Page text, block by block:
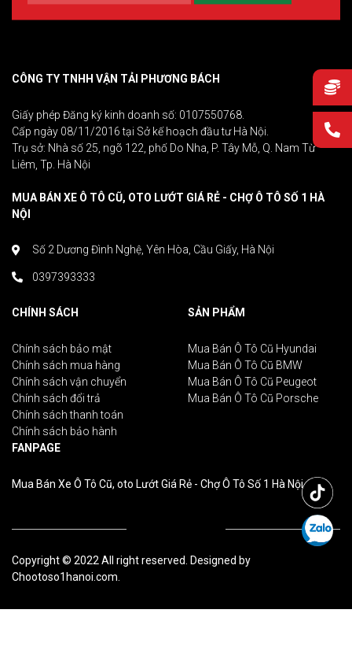
CÔNG TY TNHH VẬN TẢI PHƯƠNG BÁCH
Giấy phép Đăng ký kinh doanh số: 0107550768.
Cấp ngày 08/11/2016 tại Sở kế hoạch đầu tư Hà Nội.
Trụ sở: Nhà số 25, ngõ 122, phố Do Nha, P. Tây Mỗ, Q. Nam Từ
Liêm, Tp. Hà Nội
MUA BÁN XE Ô TÔ CŨ, OTO LƯỚT GIÁ RẺ - CHỢ Ô TÔ SỐ 1 HÀ
NỘI
Số 2 Dương Đình Nghệ, Yên Hòa, Cầu Giấy, Hà Nội
0397393333
CHÍNH SÁCH
Chính sách bảo mật
Chính sách mua hàng
Chính sách vận chuyển
Chính sách đổi trả
Chính sách thanh toán
Chính sách bảo hành
SẢN PHẨM
Mua Bán Ô Tô Cũ Hyundai
Mua Bán Ô Tô Cũ BMW
Mua Bán Ô Tô Cũ Peugeot
Mua Bán Ô Tô Cũ Porsche
FANPAGE
Mua Bán Xe Ô Tô Cũ, oto Lướt Giá Rẻ - Chợ Ô Tô Số 1 Hà Nội
Copyright © 2022 All right reserved. Designed by
Chootoso1hanoi.com.